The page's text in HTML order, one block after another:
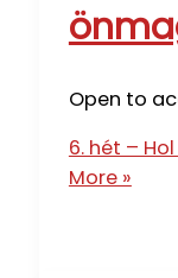
Open to
6. hét –
More »